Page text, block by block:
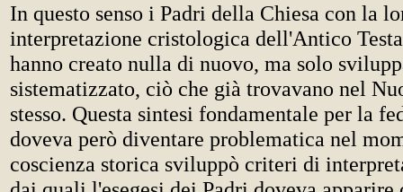
In questo senso i Padri della Chiesa con la
interpretazione cristologica dell'Antico
hanno creato nulla di nuovo, ma solo
sistematizzato, ciò che già trovavano nel
stesso. Questa sintesi fondamentale per la
doveva però diventare problematica nel
coscienza storica sviluppò criteri di